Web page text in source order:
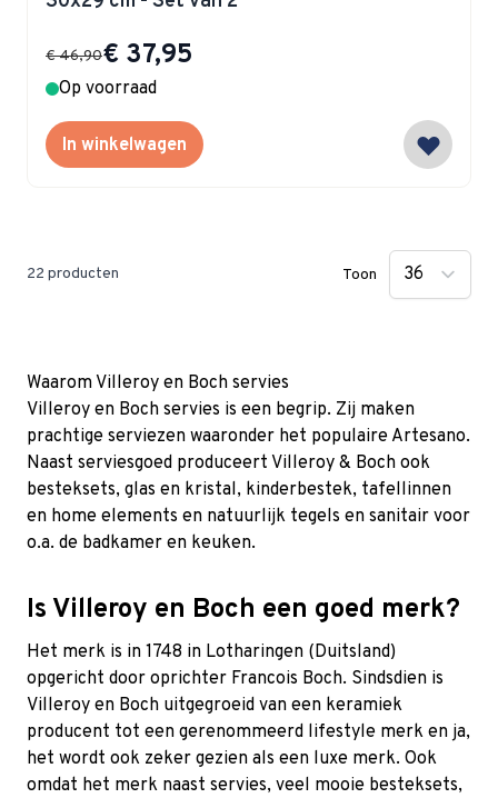
Special Price
€ 37,95
€ 46,90
Op voorraad
In winkelwagen
22 producten Toon
Waarom Villeroy en Boch servies
Villeroy en Boch servies is een begrip. Zij maken
prachtige serviezen waaronder het populaire Artesano.
Naast serviesgoed produceert Villeroy & Boch ook
besteksets, glas en kristal, kinderbestek, tafellinnen
en home elements en natuurlijk tegels en sanitair voor
o.a. de badkamer en keuken.
Is Villeroy en Boch een goed merk?
Het merk is in 1748 in Lotharingen (Duitsland)
opgericht door oprichter Francois Boch. Sindsdien is
Villeroy en Boch uitgegroeid van een keramiek
producent tot een gerenommeerd lifestyle merk en ja,
het wordt ook zeker gezien als een luxe merk. Ook
omdat het merk naast servies, veel mooie besteksets,